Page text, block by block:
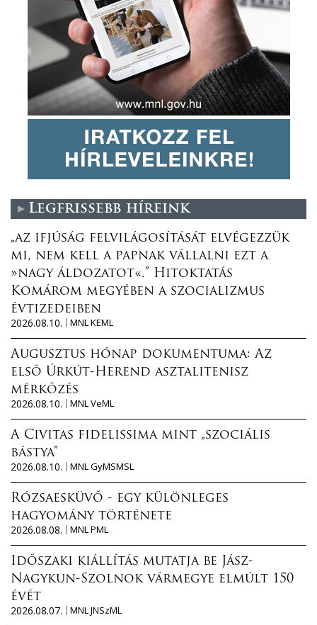
Legfrissebb híreink
„az ifjúság felvilágosítását elvégezzük
mi, nem kell a papnak vállalni ezt a
»nagy áldozatot«.” Hitoktatás
Komárom megyében a szocializmus
évtizedeiben
2026.08.10.
MNL KEML
Augusztus hónap dokumentuma: Az
első Úrkút-Herend asztalitenisz
mérkőzés
2026.08.10.
MNL VeML
A Civitas fidelissima mint „szociális
bástya”
2026.08.10.
MNL GyMSMSL
Rózsaesküvő - egy különleges
hagyomány története
2026.08.08.
MNL PML
Időszaki kiállítás mutatja be Jász-
Nagykun-Szolnok vármegye elmúlt 150
évét
2026.08.07.
MNL JNSzML